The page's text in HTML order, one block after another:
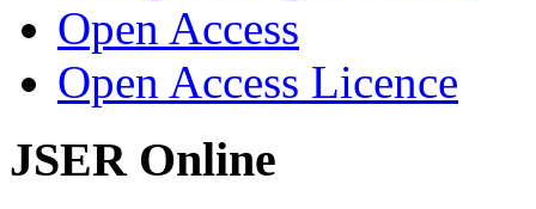
Open Access
Open Access Licence
JSER Online